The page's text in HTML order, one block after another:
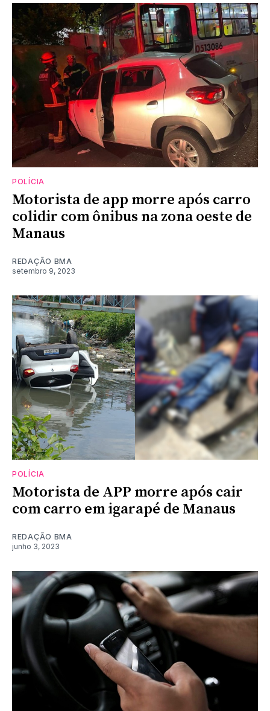
POLÍCIA
Motorista de app morre após carro
colidir com ônibus na zona oeste de
Manaus
REDAÇÃO BMA
setembro 9, 2023
POLÍCIA
Motorista de APP morre após cair
com carro em igarapé de Manaus
REDAÇÃO BMA
junho 3, 2023